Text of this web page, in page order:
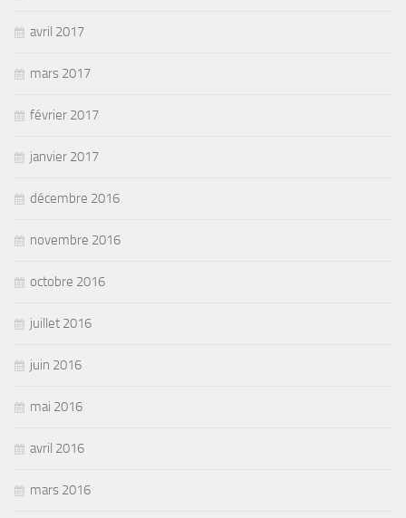
avril 2017
mars 2017
février 2017
janvier 2017
décembre 2016
novembre 2016
octobre 2016
juillet 2016
juin 2016
mai 2016
avril 2016
mars 2016